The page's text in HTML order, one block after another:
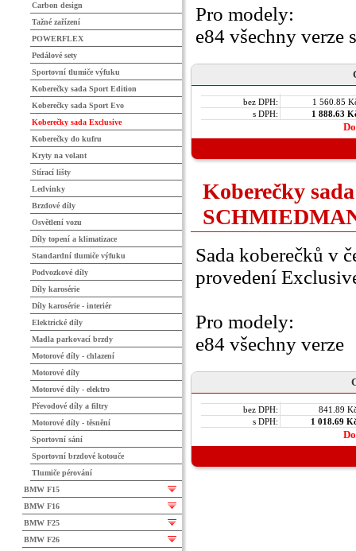
Pro modely:
e84 všechny verze
bez DPH:
1 560.85
s DPH:
1 888.63
Koberečky
Sada koberečků v
provedení
Pro modely:
e84 všechny verze
bez DPH:
841.89
s DPH:
1 018.69
Carbon design
Tažné zařízení
POWERFLEX
Pedálové sety
Sportovní tlumiče výfuku
Koberečky sada Sport Edition
Koberečky sada Sport Evo
Koberečky sada Exclusive
Koberečky do kufru
Kryty na volant
Stírací lišty
Ledvinky
Brzdové díly
Osvětlení vozu
Díly topení a klimatizace
Standardní tlumiče výfuku
Podvozkové díly
Díly karosérie
Díly karosérie - interiér
Elektrické díly
Madla parkovací brzdy
Motorové díly - chlazení
Motorové díly
Motorové díly - elektro
Převodové díly a filtry
Motorové díly - těsnění
Sportovní sání
Sportovní brzdové kotouče
Tlumiče pérování
BMW F15
BMW F16
BMW F25
BMW F26